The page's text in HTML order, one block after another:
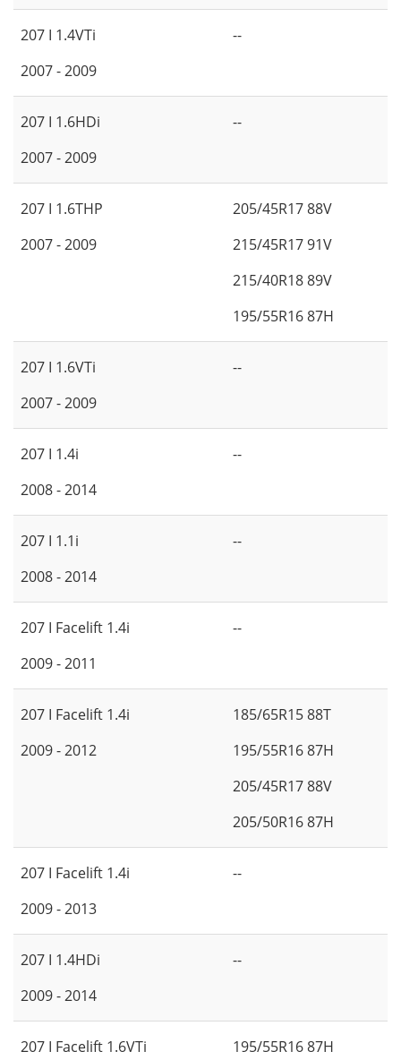
207 I 1.4VTi
2007 - 2009
--
207 I 1.6HDi
2007 - 2009
--
207 I 1.6THP
2007 - 2009
205/45R17 88V
215/45R17 91V
215/40R18 89V
195/55R16 87H
207 I 1.6VTi
2007 - 2009
--
207 I 1.4i
2008 - 2014
--
207 I 1.1i
2008 - 2014
--
207 I Facelift 1.4i
2009 - 2011
--
207 I Facelift 1.4i
2009 - 2012
185/65R15 88T
195/55R16 87H
205/45R17 88V
205/50R16 87H
207 I Facelift 1.4i
2009 - 2013
--
207 I 1.4HDi
2009 - 2014
--
207 I Facelift 1.6VTi
195/55R16 87H